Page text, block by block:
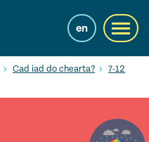
en
Cad iad do chearta?
7-12